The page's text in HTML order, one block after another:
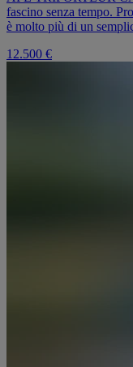
fascino senza tempo.
è molto più di un
12.500 €